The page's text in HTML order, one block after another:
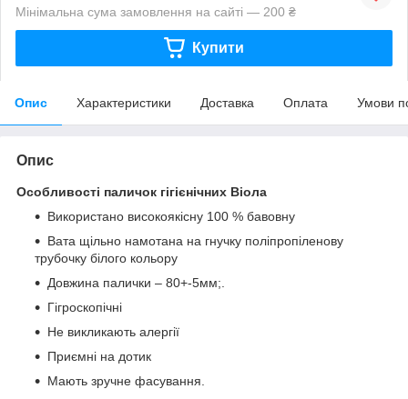
Мінімальна сума замовлення на сайті — 200 ₴
Купити
Опис Характеристики Доставка Оплата Умови
Опис
Особливості паличок гігієнічних Віола
Використано високоякісну 100 % бавовну
Вата щільно намотана на гнучку поліпропіленову
трубочку білого кольору
Довжина палички – 80+-5мм;.
Гігроскопічні
Не викликають алергії
Приємні на дотик
Мають зручне фасування.